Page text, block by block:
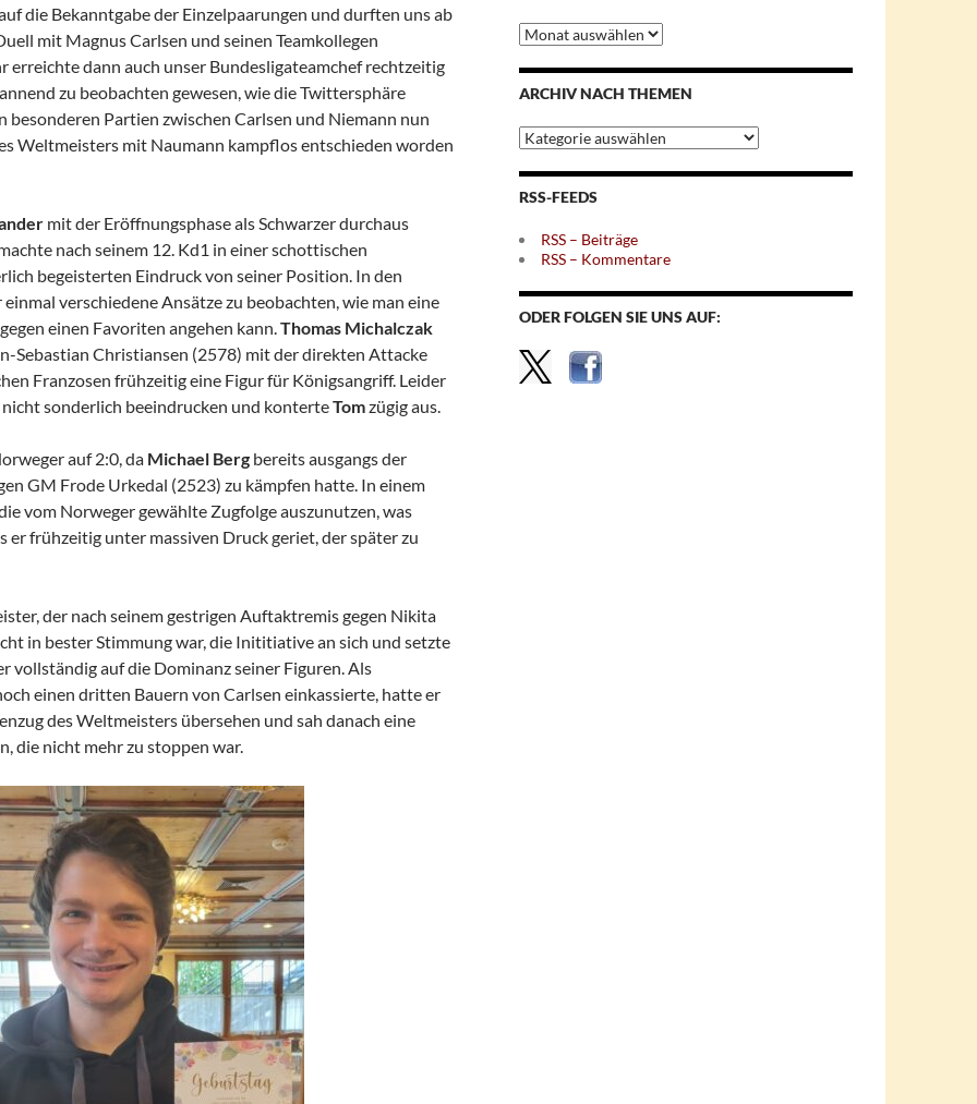
die Bekanntgabe der Einzelpaarungen und durften uns ab
mit Magnus Carlsen und seinen Teamkollegen
erreichte dann auch unser Bundesligateamchef rechtzeitig
zu beobachten gewesen, wie die Twittersphäre
besonderen Partien zwischen Carlsen und Niemann nun
Weltmeisters mit Naumann kampflos entschieden worden
mit der Eröffnungsphase als Schwarzer durchaus
nach seinem 12. Kd1 in einer schottischen
begeisterten Eindruck von seiner Position. In den
verschiedene Ansätze zu beobachten, wie man eine
einen Favoriten angehen kann.Thomas Michalczak
Sebastian Christiansen (2578) mit der direkten Attacke
Franzosen frühzeitig eine Figur für Königsangriff. Leider
sonderlich beeindrucken und konterteTomzügig aus.
auf 2:0, da Michael Berg bereits ausgangs der
GM Frode Urkedal (2523) zu kämpfen hatte. In einem
vom Norweger gewählte Zugfolge auszunutzen, was
er frühzeitig unter massiven Druck geriet, der später zu
der nach seinem gestrigen Auftaktremis gegen Nikita
in bester Stimmung war, die Inititiative an sich und setzte
vollständig auf die Dominanz seiner Figuren. Als
einen dritten Bauern von Carlsen einkassierte, hatte er
des Weltmeisters übersehen und sah danach eine
die nicht mehr zu stoppen war.
Archiv
nach
Monaten
ARCHIV NACH THEMEN
Archiv
nach
Themen
RSS-FEEDS
RSS – Beiträge
RSS – Kommentare
ODER FOLGEN SIE UNS AUF: